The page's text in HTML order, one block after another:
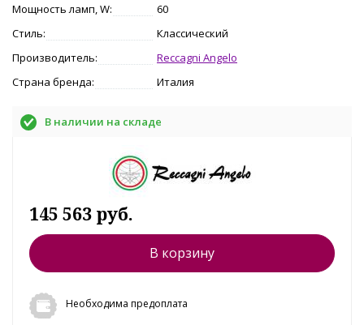
Мощность ламп, W:
60
Стиль:
Классический
Производитель:
Reccagni Angelo
Страна бренда:
Италия
В наличии на складе
145 563 руб.
В корзину
Необходима предоплата